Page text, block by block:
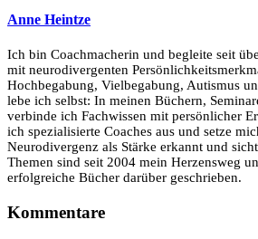
Anne Heintze
Ich bin Coachmacherin und begleite seit
mit neurodivergenten
Hochbegabung, Vielbegabung, Autismus
lebe ich selbst: In meinen Büchern,
verbinde ich Fachwissen mit persönlicher
ich spezialisierte Coaches aus und setze
Neurodivergenz als Stärke erkannt und
Themen sind seit 2004 mein Herzensweg
erfolgreiche Bücher darüber geschrieben.
Kommentare